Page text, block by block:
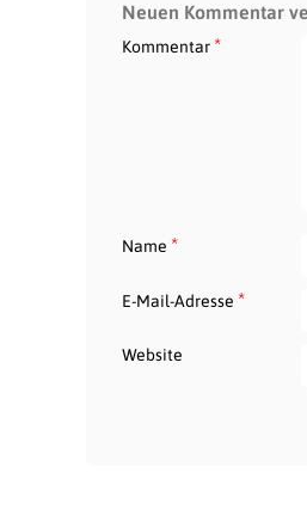
Neuen Kommentar
Kommentar*
Name *
E-Mail-Adresse *
Website